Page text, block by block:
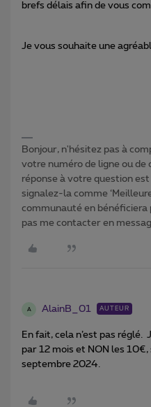
brefs délais afin de vous
Je vous souhaite une
Bonjour, n'hésitez pas à
votre numéro de ligne ou de
réponse à votre question est
signalez-la comme
communauté en bénéficiera
pas me contacter en
A AlainB_01 AUTEUR
En fait, cela n’est pas réglé.
par 12 mois et NON les
septembre 2024.